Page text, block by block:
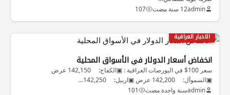
admin12 سنة مضت 107
الاخبار العراقية
انخفاض أسعار الدولار في الأسواق المحلية
سعر 100$ في البورصات العراقية : ▣الكفاح: 142,150 عرض
▣السموأل: 142,200 عرض ▣اربيل: 142,250…
adminسنة واحدة مضت 101